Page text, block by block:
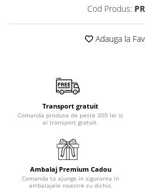
Cod Produs:
Adauga la
Transport gratuit
Comanda produse de peste 300 lei si
ai transport gratuit.
Ambalaj Premium Cadou
Comanda ta ajunge in siguranta in
ambalajele noastre cu dichis.